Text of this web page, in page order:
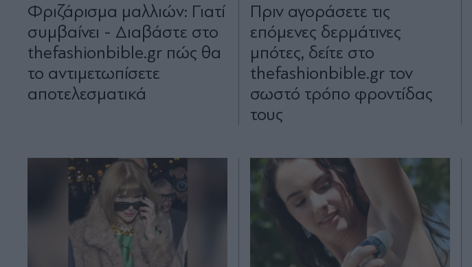
Φριζάρισμα μαλλιών: Γιατί
συμβαίνει - Διαβάστε στο
thefashionbible.gr πώς θα
το αντιμετωπίσετε
αποτελεσματικά
Πριν αγοράσετε τις
επόμενες δερμάτινες
μπότες, δείτε στο
thefashionbible.gr τον
σωστό τρόπο φροντίδας
τους